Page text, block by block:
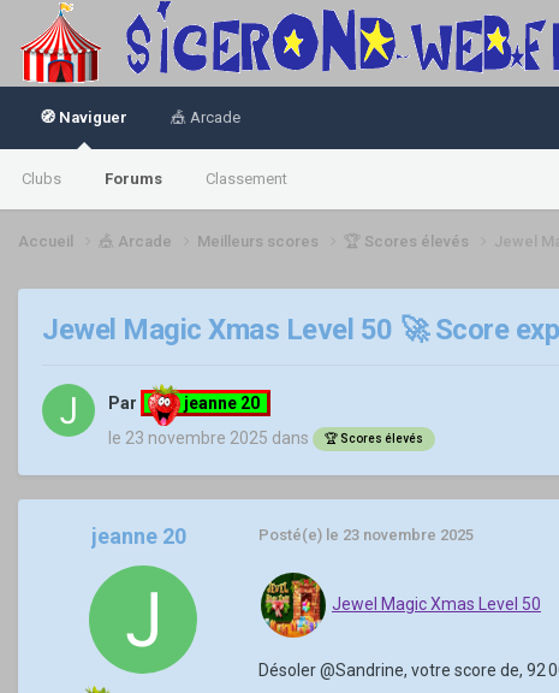
🧭 Naviguer
Clubs Forums Classement
🎪 Arcade
Accueil 🎪 Arcade Meilleurs scores 🏆 Scores élevés Jewel
Jewel Magic Xmas Level 50 🚀 Score
Par
jeanne 20
le 23 novembre 2025 dans 🏆 Scores élevés
jeanne 20 Posté(e) le 23 novembre 2025
Jewel Magic Xmas Level 50
Désoler@Sandrine, votre score de, 92